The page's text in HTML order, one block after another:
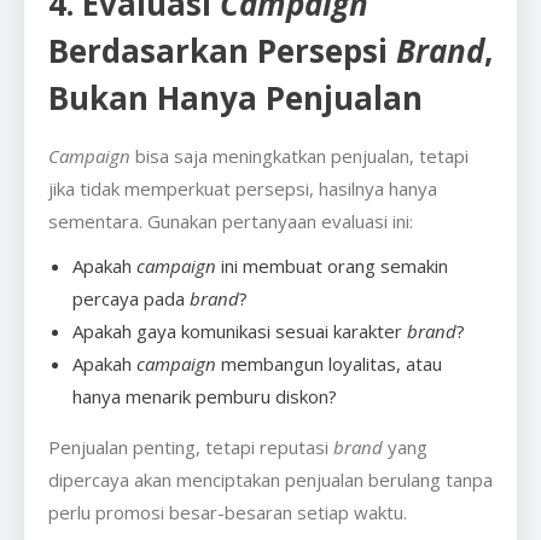
Berdasarkan Persepsi Brand,
Bukan Hanya Penjualan
Campaign bisa saja meningkatkan penjualan, tetapi
jika tidak memperkuat persepsi, hasilnya hanya
sementara. Gunakan pertanyaan evaluasi ini:
Apakah campaign ini membuat orang semakin
percaya pada brand?
Apakah gaya komunikasi sesuai karakter brand?
Apakah campaign membangun loyalitas, atau
hanya menarik pemburu diskon?
Penjualan penting, tetapi reputasi brand yang
dipercaya akan menciptakan penjualan berulang tanpa
perlu promosi besar-besaran setiap waktu.